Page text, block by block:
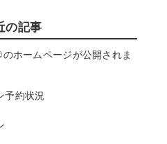
の記事
のホームページが公開されま
予約状況